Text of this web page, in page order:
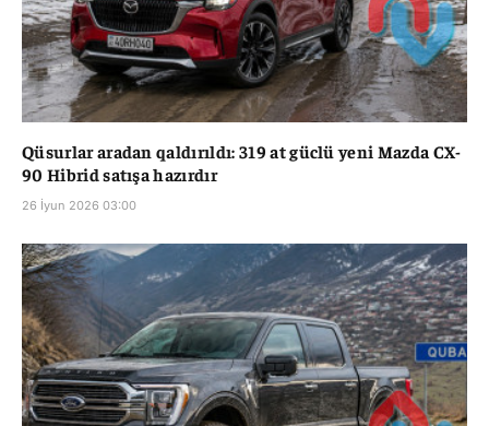
Qüsurlar aradan qaldırıldı: 319 at güclü yeni Mazda CX-
90 Hibrid satışa hazırdır
26 İyun 2026 03:00